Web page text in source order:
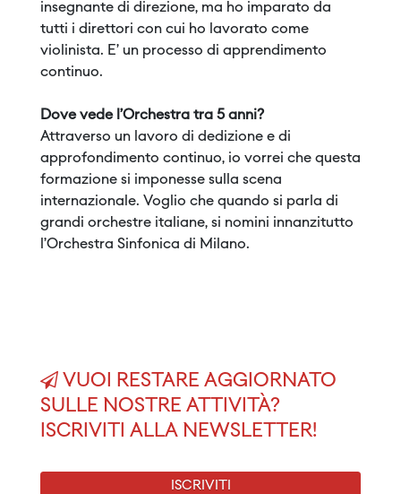
insegnante di direzione, ma ho imparato da
tutti i direttori con cui ho lavorato come
violinista. E’ un processo di apprendimento
continuo.
Dove vede l’Orchestra tra 5 anni?
Attraverso un lavoro di dedizione e di
approfondimento continuo, io vorrei che questa
formazione si imponesse sulla scena
internazionale. Voglio che quando si parla di
grandi orchestre italiane, si nomini innanzitutto
l’Orchestra Sinfonica di Milano.
VUOI RESTARE AGGIORNATO
SULLE NOSTRE ATTIVITÀ?
ISCRIVITI ALLA NEWSLETTER!
ISCRIVITI